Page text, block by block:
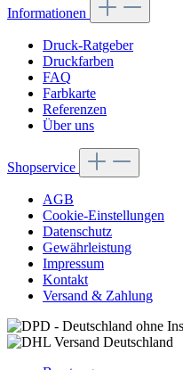
Informationen
Druck-Ratgeber
Druckfarben
FAQ
Farbkarte
Referenzen
Über uns
Shopservice
AGB
Cookie-Einstellungen
Datenschutz
Gewährleistung
Impressum
Kontakt
Versand & Zahlung